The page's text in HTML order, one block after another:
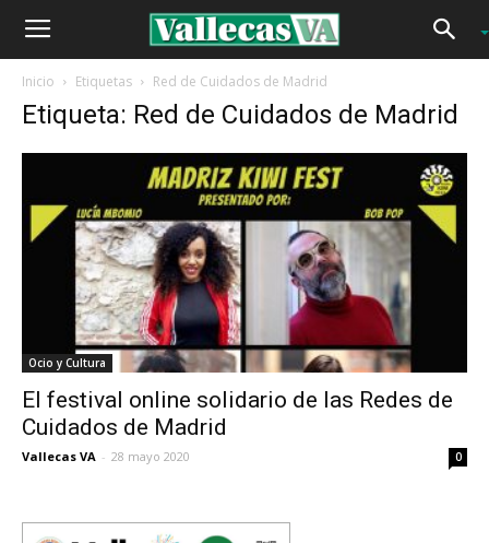
Inicio Etiquetas Red de Cuidados de Madrid
Etiqueta: Red de Cuidados de Madrid
Ocio y Cultura
El festival online solidario de las Redes de
Cuidados de Madrid
Vallecas VA - 28 mayo 2020 0